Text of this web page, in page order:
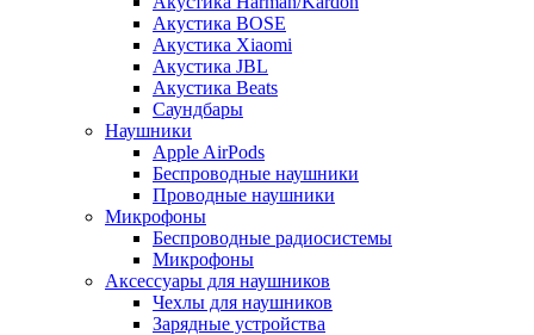
Акустика BOSE
Акустика Xiaomi
Акустика JBL
Акустика Beats
Саундбары
Наушники
Apple AirPods
Беспроводные наушники
Проводные наушники
Микрофоны
Беспроводные радиосистемы
Микрофоны
Аксессуары для наушников
Чехлы для наушников
Зарядные устройства